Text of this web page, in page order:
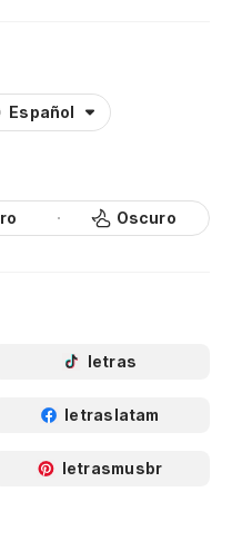
Español
Oscuro
letras
letraslatam
letrasmusbr